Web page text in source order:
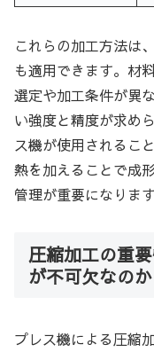
これらの加工方法は
も適用できます。材
選定や加工条件が異
い強度と精度が求め
ス機が使用されるこ
熱を加えることで成
管理が重要になります
圧縮加工の重
が不可欠なの
プレス機による圧縮